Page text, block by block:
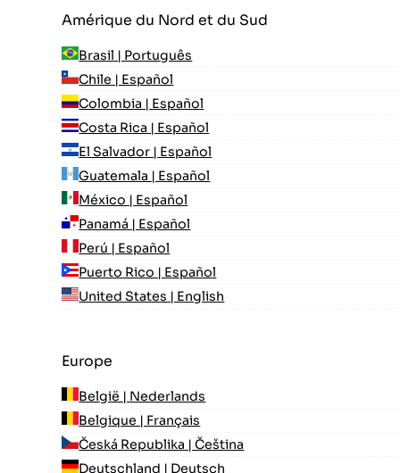
Amérique du Nord et du Sud
Brasil | Português
Chile | Español
Colombia | Español
Costa Rica | Español
El Salvador | Español
Guatemala | Español
México | Español
Panamá | Español
Perú | Español
Puerto Rico | Español
United States | English
Europe
België | Nederlands
Belgique | Français
Česká Republika | Čeština
Deutschland | Deutsch